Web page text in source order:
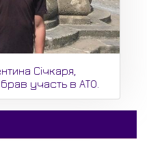
Січкаря,
участь в АТО.